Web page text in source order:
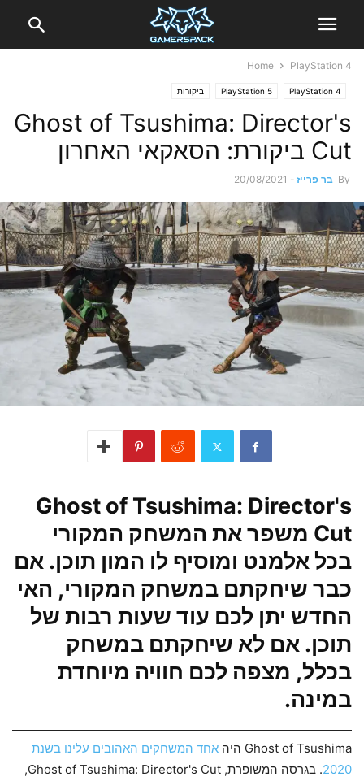
Home PlayStation 4
PlayStation 4
PlayStation 5 ביקורות
Ghost of Tsushima: Director's
Cut ביקורת: הסאקאי האחרון
By בר פרייז -
20/08/2021
Ghost of Tsushima: Director's
Cut משפר את המשחק המקורי
בכל אלמנט ומוסיף לו המון תוכן. אם
כבר שיחקתם במשחק המקורי, האי
החדש יתן לכם עוד שעות רבות של
תוכן. אם לא שיחקתם במשחק
בכלל, מצפה לכם חוויה מיוחדת
במינה.
Ghost of Tsushima היה
אחד המשחקים האהובים עלינו בשנת
2020
. בגרסה המשופרת, Ghost of Tsushima: Director's Cut,